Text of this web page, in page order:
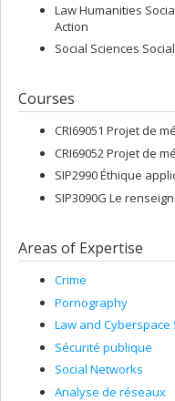
Law Humanities
Action
Social Sciences
Courses
CRI69051 Projet de
CRI69052 Projet de
SIP2990 Éthique
SIP3090G Le
Areas of Expertise
Crime
Pornography
Law and Cyberspace
Sécurité publique
Social Networks
Analyse de réseaux